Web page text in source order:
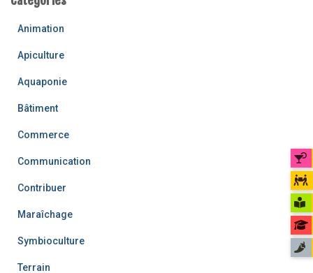
Animation
Apiculture
Aquaponie
Bâtiment
Commerce
Communication
Contribuer
Maraîchage
Symbioculture
Terrain